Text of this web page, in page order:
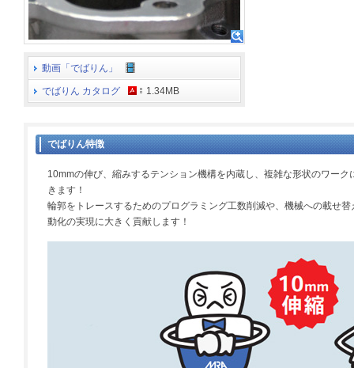
動画「でばりん」
でばりん カタログ 1.34MB
でばりん特徴
10mmの伸び、縮みするテンション機構を内蔵し、複雑な形状のワー
きます！
輪郭をトレースするためのプログラミング工数削減や、機械への載せ
動化の実現に大きく貢献します！